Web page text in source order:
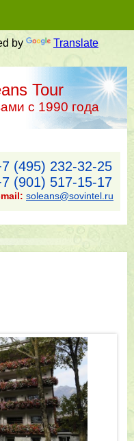
by Translate
Tour
с 1990 года
(495) 232-32-25
(901) 517-15-17
soleans@sovintel.ru